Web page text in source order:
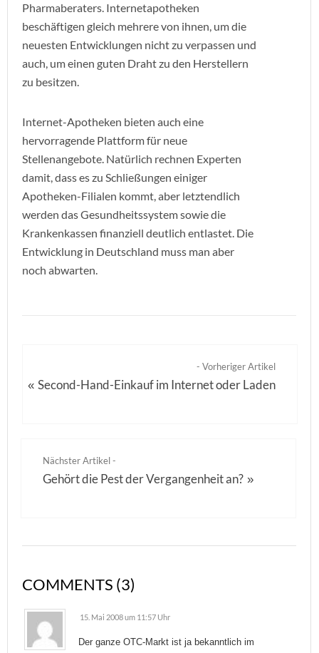
Pharmaberaters. Internetapotheken
beschäftigen gleich mehrere von ihnen, um die
neuesten Entwicklungen nicht zu verpassen und
auch, um einen guten Draht zu den Herstellern
zu besitzen.
Internet-Apotheken bieten auch eine
hervorragende Plattform für neue
Stellenangebote. Natürlich rechnen Experten
damit, dass es zu Schließungen einiger
Apotheken-Filialen kommt, aber letztendlich
werden das Gesundheitssystem sowie die
Krankenkassen finanziell deutlich entlastet. Die
Entwicklung in Deutschland muss man aber
noch abwarten.
- Vorheriger Artikel
«Second-Hand-Einkauf im Internet oder Laden
Nächster Artikel -
Gehört die Pest der Vergangenheit an? »
COMMENTS (3)
15. Mai 2008 um 11:57 Uhr
Der ganze OTC-Markt ist ja bekanntlich im